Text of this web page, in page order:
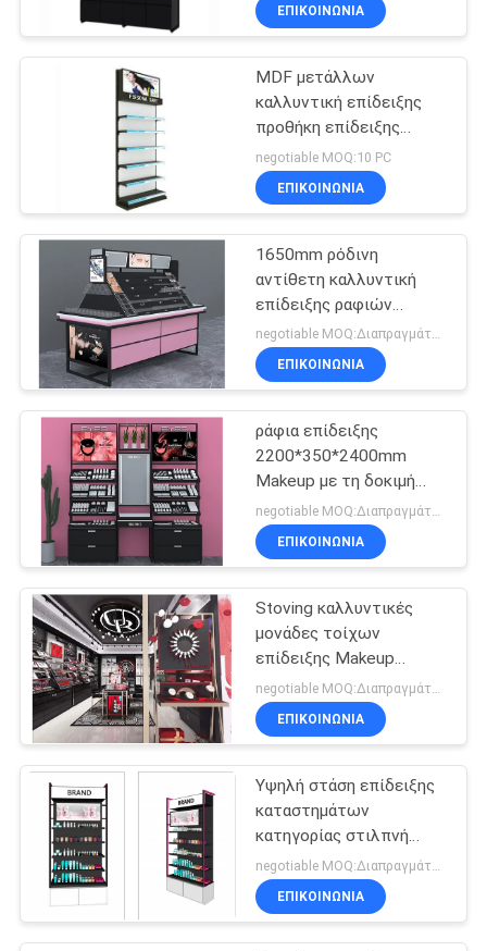
ΠΟΙΟΤΙΚΌΣ
ΈΛΕΓΧΟΣ
ΣΕ
ΕΠΑΦΉ
ΖΗΤΉΣΤΕ
ΈΝΑ
ΑΠΌΣΠΑΣΜΑ
SITEMAP
PRIVACY
POLICY
Ράφια
αποθήκευσης
αποθηκών
εμπορευμάτων
Προθήκες
καταστημάτων
κοσμήματος
51
Ράφι αθλητικής
επίδειξης
10
Ράφια επίδειξης
ιματισμού
22
ΕΠΙΚΟΙΝΩΝΙΑ
MDF μετάλλων
καλλυντική επίδειξης
προθήκη επίδειξης
ραφιών τοποθετημένη
τοίχος καλλυντική
negotiable MOQ:10 PC
ΕΠΙΚΟΙΝΩΝΙΑ
1650mm ρόδινη
αντίθετη καλλυντική
επίδειξης ραφιών
προθήκη νησιών
καθρεφτών μέση
negotiable MOQ:Διαπραγμάτευση
ΕΠΙΚΟΙΝΩΝΙΑ
ράφια επίδειξης
2200*350*2400mm
Makeup με τη δοκιμή
επάνω στον
επιτραπέζιο φωτεινό
καθρέφτη
negotiable MOQ:Διαπραγμάτευση
ΕΠΙΚΟΙΝΩΝΙΑ
Stoving καλλυντικές
μονάδες τοίχων
επίδειξης Makeup
ραφιών επίδειξης
βερνικιών
ΕΠΙΚΟΙΝΩΝΙΑ
Υψηλή στάση επίδειξης
καταστημάτων
κατηγορίας στιλπνή
μαύρη καλλυντική με το
ράφι συρταριών
ΕΠΙΚΟΙΝΩΝΙΑ